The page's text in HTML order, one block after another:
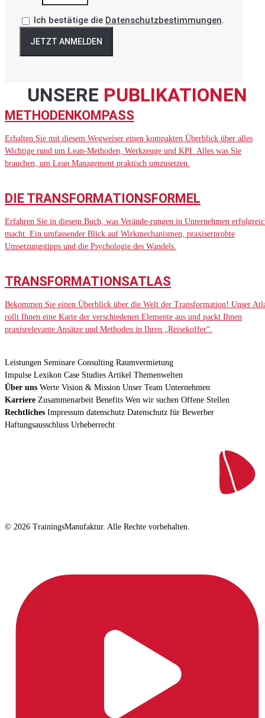
Ich bestätige die Datenschutzbestimmungen.
JETZT ANMELDEN
UNSERE PUBLIKATIONEN
METHODENKOMPASS
Erhalten Sie mit diesem Wegweiser einen kompakten Überblick über alles
Wichtige rund um Lean-Methoden, Werkzeuge und KPI. Alles was Sie
brauchen, um Lean Management praktisch umzusetzen.
DIE TRANSFORMATIONSFORMEL
Erfahren Sie in diesem Buch, was Verände-rungen in Unternehmen
macht. Ein umfassender Blick auf Wirkmechanismen, praxiserprobte
Umsetzungstipps und die Psychologie des Wandels.
TRANSFORMATIONSATLAS
Bekommen Sie einen Überblick über die Welt der Transformation! Unser
rollt Ihnen eine Karte der verschiedenen Elemente aus und packt Ihnen
praxisrelevante Ansätze und Methoden in Ihren „Reisekoffer“.
Leistungen Seminare Consulting Raumvermietung
Impulse Lexikon Case Studies Artikel Themenwelten
Über uns Werte Vision & Mission Unser Team Unternehmen
Karriere Zusammenarbeit Benefits Wen wir suchen Offene Stellen
Rechtliches Impressum datenschutz Datenschutz für Bewerber
Haftungsausschluss Urheberrecht
© 2026 TrainingsManufaktur. Alle Rechte vorbehalten.